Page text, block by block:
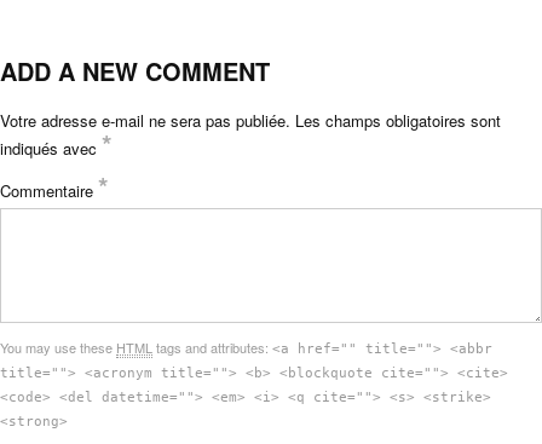
ADD A NEW COMMENT
Votre adresse e-mail ne sera pas publiée. Les champs obligatoires sont
indiqués avec *
Commentaire *
You may use these HTML tags and attributes: <a href="" title=""> <abbr
title=""> <acronym title=""> <b> <blockquote cite=""> <cite>
<code> <del datetime=""> <em> <i> <q cite=""> <s> <strike>
<strong>